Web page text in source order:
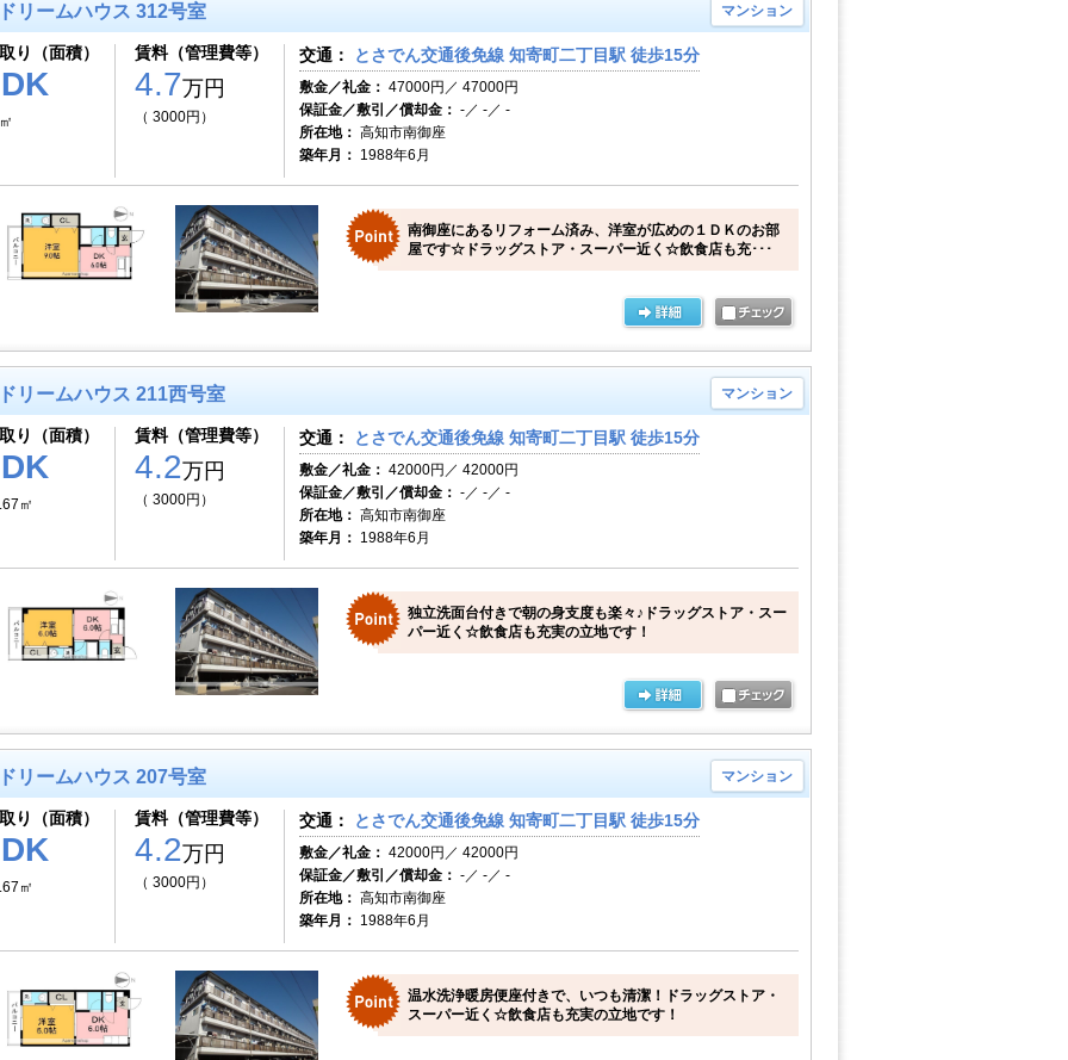
リームハウス 312号室 マンション
り（面積） 賃料（管理費等）
4.7万円
（ 3000円）
交通： とさでん交通後免線 知寄町二丁目駅 徒歩15分
敷金／礼金： 47000円／ 47000円
保証金／敷引／償却金： -／ -／ -
所在地： 高知市南御座
築年月： 1988年6月
南御座にあるリフォーム済み、洋室が広めの１ＤＫのお部
屋です☆ドラッグストア・スーパー近く☆飲食店も充･･･
リームハウス 211西号室 マンション
り（面積）
㎡
賃料（管理費等）
4.2万円
（ 3000円）
交通： とさでん交通後免線 知寄町二丁目駅 徒歩15分
敷金／礼金： 42000円／ 42000円
保証金／敷引／償却金： -／ -／ -
所在地： 高知市南御座
築年月： 1988年6月
独立洗面台付きで朝の身支度も楽々♪ドラッグストア・スー
パー近く☆飲食店も充実の立地です！
リームハウス 207号室 マンション
り（面積）
㎡
賃料（管理費等）
4.2万円
（ 3000円）
交通： とさでん交通後免線 知寄町二丁目駅 徒歩15分
敷金／礼金： 42000円／ 42000円
保証金／敷引／償却金： -／ -／ -
所在地： 高知市南御座
築年月： 1988年6月
温水洗浄暖房便座付きで、いつも清潔！ドラッグストア・
スーパー近く☆飲食店も充実の立地です！